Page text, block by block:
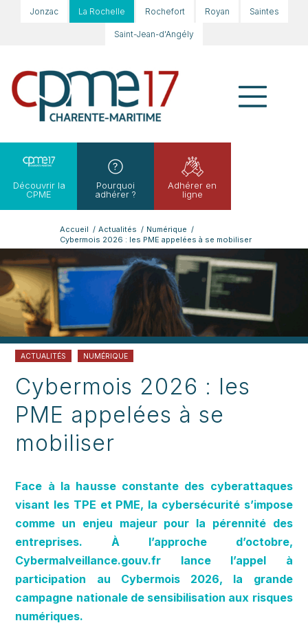
Jonzac La Rochelle Rochefort Royan Saintes
Saint-Jean-d'Angély
Découvrir la
CPME
Pourquoi
adhérer ?
Adhérer en
ligne
Accueil / Actualités / Numérique /
Cybermois 2026 : les PME appelées à se mobiliser
ACTUALITÉS NUMÉRIQUE
Cybermois 2026 : les
PME appelées à se
mobiliser
Face à la hausse constante des cyberattaques
visant les TPE et PME, la cybersécurité s’impose
comme un enjeu majeur pour la pérennité des
entreprises. À l’approche d’octobre,
Cybermalveillance.gouv.fr lance l’appel à
participation au Cybermois 2026, la grande
campagne nationale de sensibilisation aux risques
numériques.